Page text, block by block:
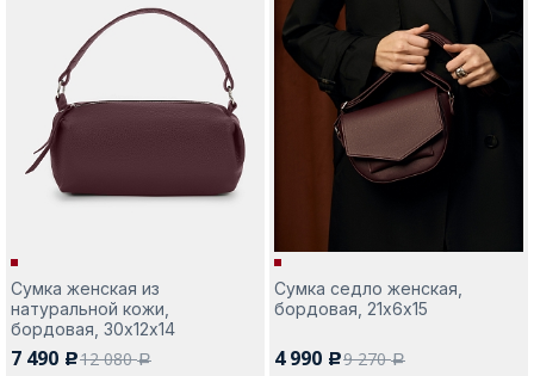
Акции / Новости
Адреса магазинов
Да, все верно Изменить город
Сумка женская из
натуральной кожи,
бордовая, 30х12х14
7 490 c12 080a
Сумка седло женская,
бордовая, 21х6х15
4 990 c9 270a